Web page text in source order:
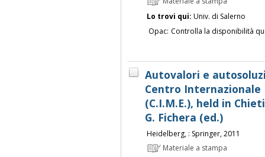
Lo trovi qui: Univ. di Salerno
Opac: Controlla la disponibilità
Autovalori e
Centro
(C.I.M.E.), held in
G. Fichera (ed.)
Heidelberg, : Springer, 2011
Materiale a stampa